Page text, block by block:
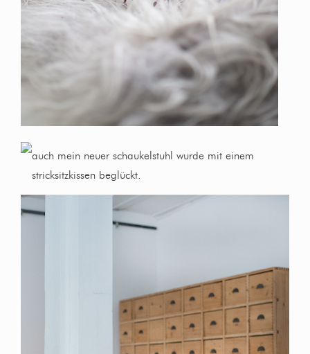
auch mein neuer schaukelstuhl wurde mit einem
stricksitzkissen beglückt.